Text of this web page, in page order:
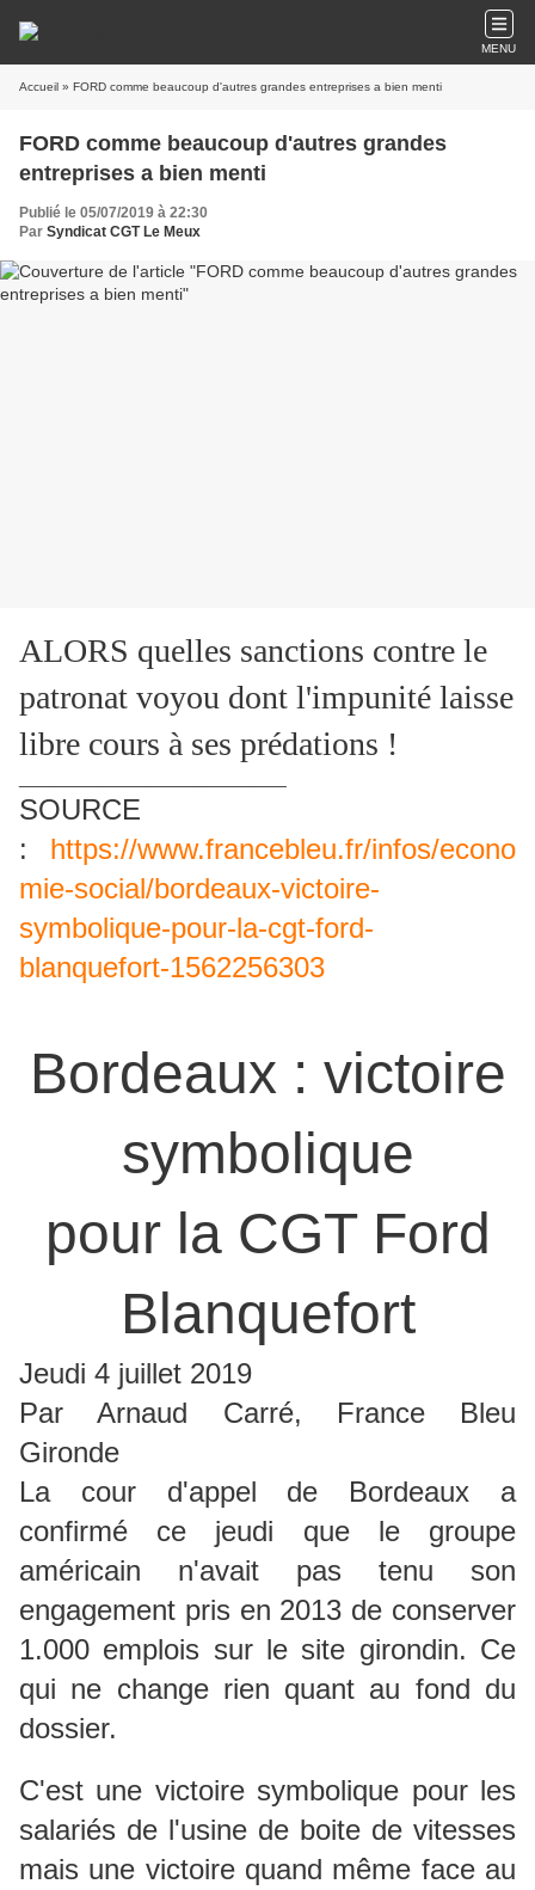
MENU
Accueil » FORD comme beaucoup d'autres grandes entreprises a bien menti
FORD comme beaucoup d'autres grandes
entreprises a bien menti
Publié le 05/07/2019 à 22:30
Par Syndicat CGT Le Meux
ALORS quelles sanctions contre le
patronat voyou dont l'impunité laisse
libre cours à ses prédations !
SOURCE
: https://www.francebleu.fr/infos/econo
mie-social/bordeaux-victoire-
symbolique-pour-la-cgt-ford-
blanquefort-1562256303
Bordeaux : victoire
symbolique
pour la CGT Ford
Blanquefort
Jeudi 4 juillet 2019
Par Arnaud Carré, France Bleu
Gironde
La cour d'appel de Bordeaux a
confirmé ce jeudi que le groupe
américain n'avait pas tenu son
engagement pris en 2013 de conserver
1.000 emplois sur le site girondin. Ce
qui ne change rien quant au fond du
dossier.
C'est une victoire symbolique pour les
salariés de l'usine de boite de vitesses
mais une victoire quand même face au